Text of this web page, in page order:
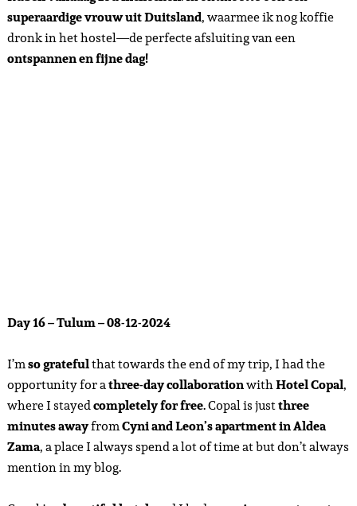
superaardige vrouw uit Duitsland, waarmee ik nog koffie
dronk in het hostel—de perfecte afsluiting van een
ontspannen en fijne dag!
Day 16 – Tulum – 08-12-2024
I’mso gratefulthat towards the end of my trip, I had the
opportunity for athree-day collaborationwithHotel Copal,
where I stayedcompletely for free. Copal is justthree
minutes awayfromCyni and Leon’s apartment in Aldea
Zama, a place I always spend a lot of time at but don’t always
mention in my blog.